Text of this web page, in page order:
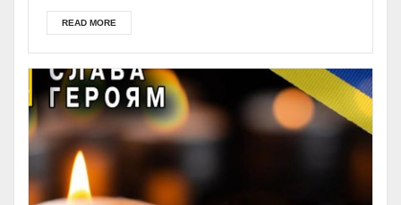
READ MORE